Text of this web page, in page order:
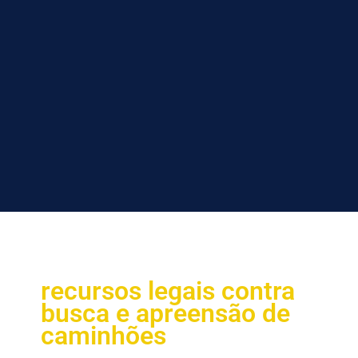
recursos legais contra
busca e apreensão de
caminhões